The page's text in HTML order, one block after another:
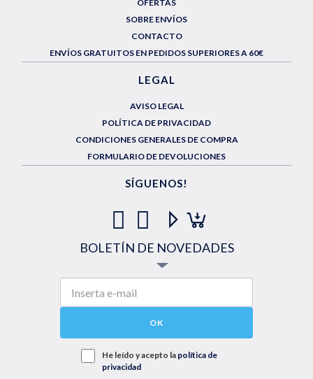
OFERTAS
SOBRE ENVÍOS
CONTACTO
ENVÍOS GRATUITOS EN PEDIDOS SUPERIORES A 60€
LEGAL
AVISO LEGAL
POLÍTICA DE PRIVACIDAD
CONDICIONES GENERALES DE COMPRA
FORMULARIO DE DEVOLUCIONES
SÍGUENOS!
BOLETÍN DE NOVEDADES
OK
He leído y acepto la política de
privacidad